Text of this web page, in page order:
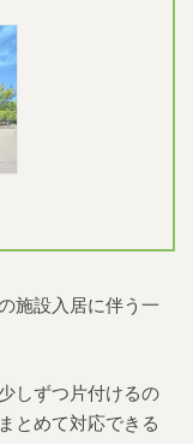
施設入居に伴う一
しずつ片付けるの
とめて対応できる